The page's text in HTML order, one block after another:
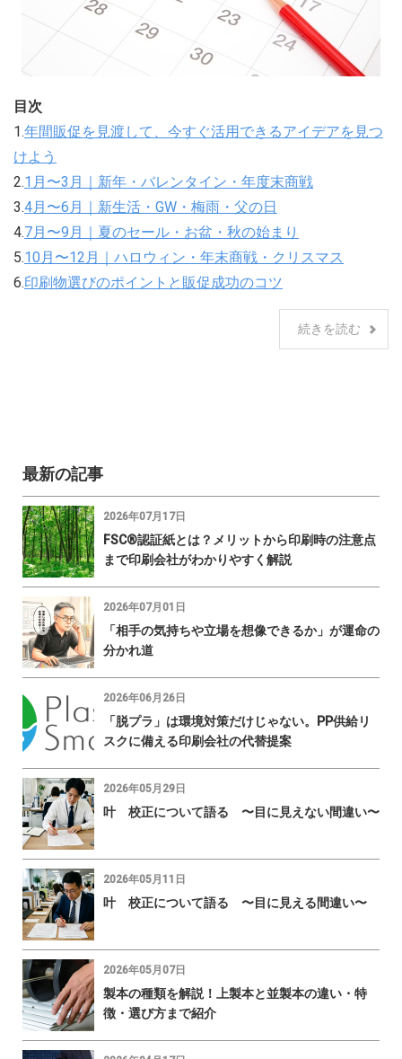
目次
1.年間販促を見渡して、今すぐ活用できるアイデアを見つ
けよう
2.1月〜3月｜新年・バレンタイン・年度末商戦
3.4月〜6月｜新生活・GW・梅雨・父の日
4.7月〜9月｜夏のセール・お盆・秋の始まり
5.10月〜12月｜ハロウィン・年末商戦・クリスマス
6.印刷物選びのポイントと販促成功のコツ
続きを読む
最新の記事
2026年07月17日
FSC®認証紙とは？メリットから印刷時の注意点
まで印刷会社がわかりやすく解説
2026年07月01日
「相手の気持ちや立場を想像できるか」が運命の
分かれ道
2026年06月26日
「脱プラ」は環境対策だけじゃない。PP供給リ
スクに備える印刷会社の代替提案
2026年05月29日
叶 校正について語る 〜目に見えない間違い〜
2026年05月11日
叶 校正について語る 〜目に見える間違い〜
2026年05月07日
製本の種類を解説！上製本と並製本の違い・特
徴・選び方まで紹介